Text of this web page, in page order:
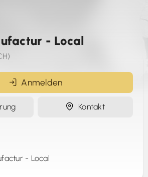
- Local
Anmelden
Kontakt
- Local